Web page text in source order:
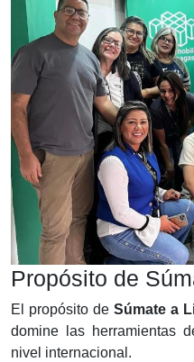
Propósito de
El propósito de Súmate a
domine las herramientas
nivel internacional.